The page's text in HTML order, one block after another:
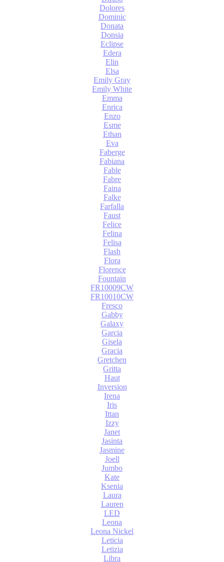
Dolores
Dominic
Donata
Donsia
Eclipse
Edera
Elin
Elsa
Emily Gray
Emily White
Emma
Enrica
Enzo
Esme
Ethan
Eva
Faberge
Fabiana
Fable
Fabre
Faina
Falke
Farfalla
Faust
Felice
Felina
Felisa
Flash
Flora
Florence
Fountain
FR10009CW
FR10010CW
Fresco
Gabby
Galaxy
Garcia
Gisela
Gracia
Gretchen
Gritta
Haut
Inversion
Irena
Iris
Ittan
Izzy
Janet
Jasinta
Jasmine
Joell
Jumbo
Kate
Ksenia
Laura
Lauren
LED
Leona
Leona Nickel
Leticia
Letizia
Libra